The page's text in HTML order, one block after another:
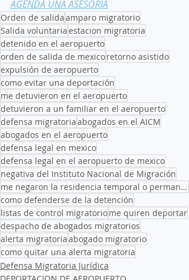
AGENDA UNA ASESORÍA
Orden de salidaamparo migratorio
Salida voluntariaestacion migratoria
detenido en el aeropuerto
orden de salida de mexicoretorno asistido
expulsión de aeropuerto
como evitar una deportación
me detuvieron en el aeropuerto
detuvieron a un familiar en el aeropuerto
defensa migratoriaabogados en el AICM
abogados en el aeropuerto
defensa legal en mexico
defensa legal en el aeropuerto de mexico
negativa del Instituto Nacional de Migración
me negaron la residencia temporal o permanente
como defenderse de la detención
listas de control migratoriome quiren deportar
despacho de abogados migratorios
alerta migratoriaabogado migratorio
como quitar una alerta migratoria
Defensa Migratoria Jurídica